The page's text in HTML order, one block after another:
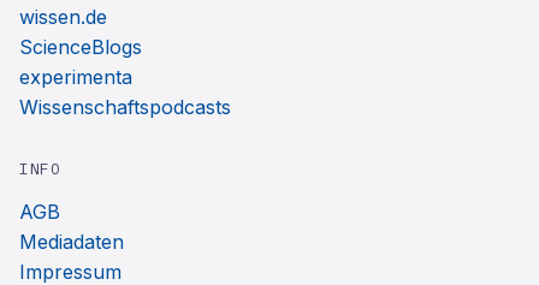
wissen.de
ScienceBlogs
experimenta
Wissenschaftspodcasts
INFO
AGB
Mediadaten
Impressum